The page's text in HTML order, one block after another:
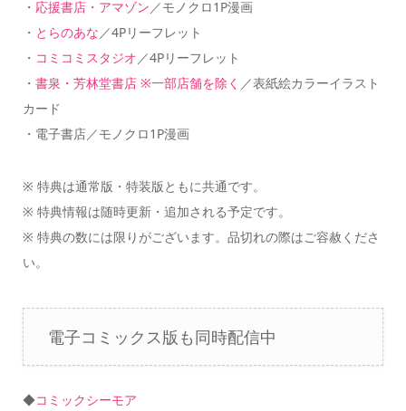
・ 応援書店・アマゾン ／モノクロ1P漫画
・ とらのあな ／4Pリーフレット
・ コミコミスタジオ ／4Pリーフレット
・ 書泉・芳林堂書店 ※一部店舗を除く ／表紙絵カラーイラスト
カード
・電子書店／モノクロ1P漫画
※ 特典は通常版・特装版ともに共通です。
※ 特典情報は随時更新・追加される予定です。
※ 特典の数には限りがございます。品切れの際はご容赦くださ
い。
電子コミックス版も同時配信中
◆コミックシーモア